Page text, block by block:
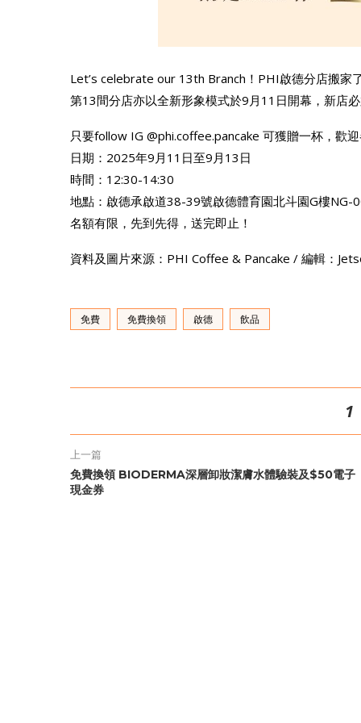
Let’s celebrate our 13th Branch！PHI啟德分店搬家
第13間分店亦以全新形象模式於9月11日開幕，新店
只要follow IG @phi.coffee.pancake 可獲贈一杯，歡
日期：2025年9月11日至9月13日
時間：12:30-14:30
地點：啟德承啟道38-39號啟德體育園北斗園G樓NG-
名額有限，先到先得，送完即止！
資料及圖片來源：PHI Coffee & Pancake / 編輯：
免費 免費換領 啟德 飲品
1
上一篇
免費換領 BIODERMA深層卸妝潔膚水體驗裝及$50電子
現金券